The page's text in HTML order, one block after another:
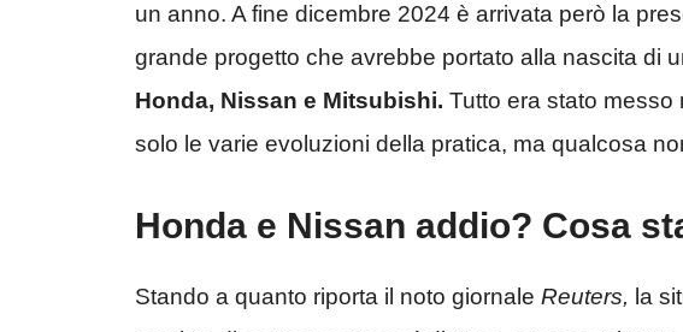
un anno. A fine dicembre 2024 è arrivata però la
grande progetto che avrebbe portato alla nascita di
Honda, Nissan e Mitsubishi. Tutto era stato
solo le varie evoluzioni della pratica, ma qualcosa
Honda e Nissan addio? Cosa
Stando a quanto riporta il noto giornale Reuters, la